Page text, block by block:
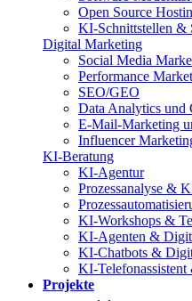
Open Source
KI-Schnittstellen &
Digital Marketing
Social Media
Performance
SEO/GEO
Data Analytics und
E-Mail-Marketing
Influencer
KI-Beratung
KI-Agentur
Prozessanalyse &
KI-Workshops &
KI-Agenten &
KI-Chatbots &
KI-
Projekte